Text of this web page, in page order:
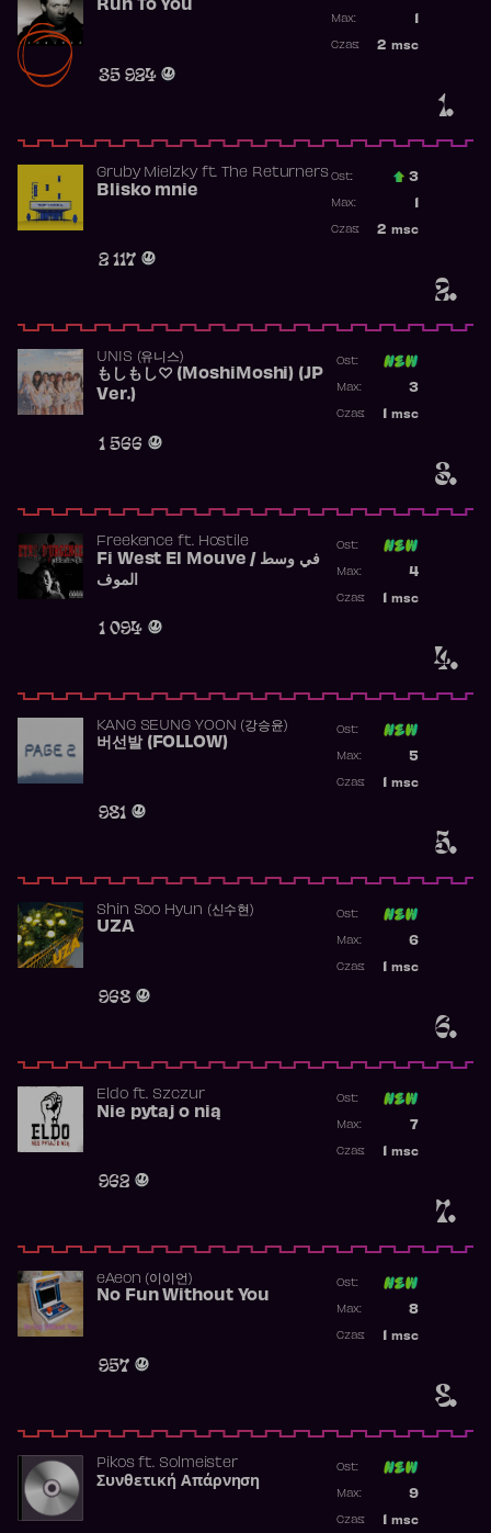
1.
Run To You
35 924
Max:
2 msc
Czas:
2.
Gruby Mielzkyft. The Returners
Blisko mnie
2 117
Ost.: 3
Max:
2 msc
Czas:
3.
UNIS (유니스)
もしもし♡ (MoshiMoshi) (JP
Ver.)
1 566
Ost:
3
Max:
msc
Czas:
4.
Freekence ft. Hostile
Fi West El Mouve / في وسط
الموف
1 094
Ost:
4
Max:
msc
Czas:
5.
KANG SEUNG YOON (강승윤)
버선발 (FOLLOW)
981
Ost:
5
Max:
msc
Czas:
6.
Shin Soo Hyun (신수현)
UZA
968
Ost:
6
Max:
msc
Czas:
7.
Eldoft. Szczur
Nie pytaj o nią
962
Ost:
7
Max:
msc
Czas:
8.
​eAeon (이이언)
No Fun Without You
957
Ost:
8
Max:
msc
Czas:
Pikosft. Solmeister
Συνθετική Απάρνηση
Ost:
9
Max:
msc
Czas: